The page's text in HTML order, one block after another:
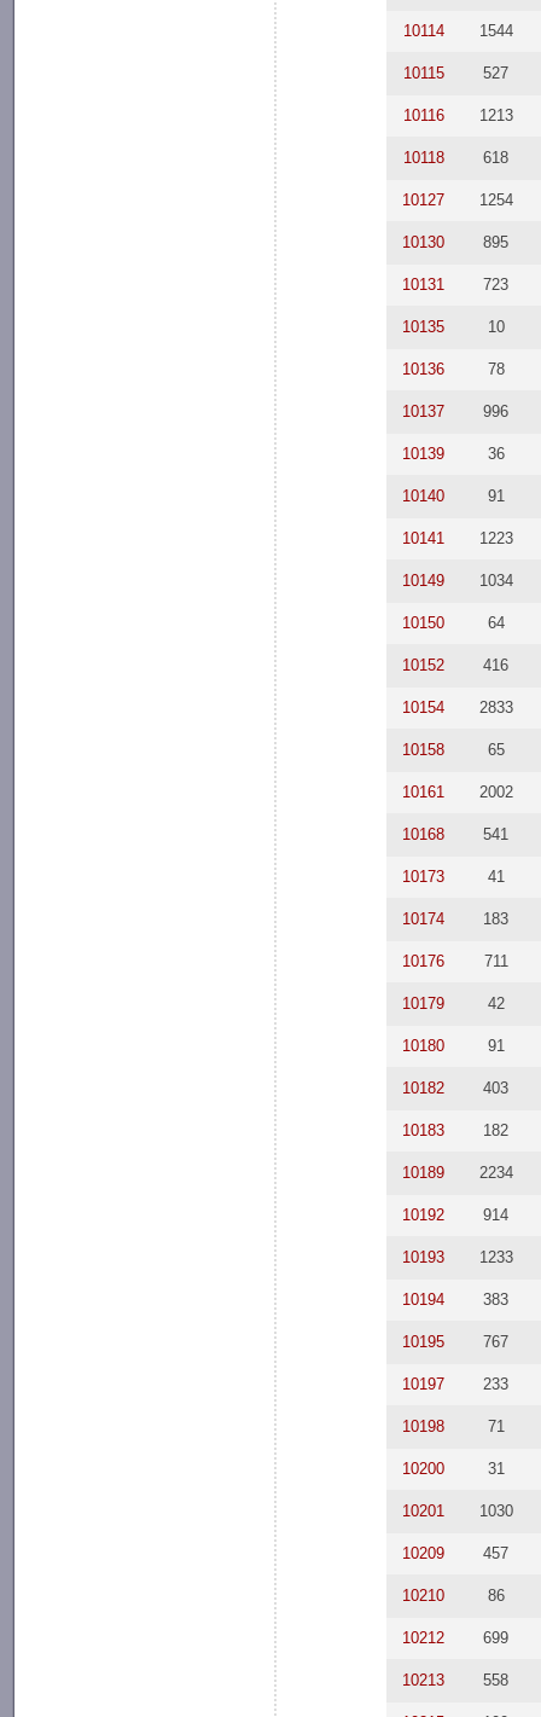
10114 1544
10115 527
10116 1213
10118 618
10127 1254
10130 895
10131 723
10135 10
10136 78
10137 996
10139 36
10140 91
10141 1223
10149 1034
10150 64
10152 416
10154 2833
10158 65
10161 2002
10168 541
10173 41
10174 183
10176 711
10179 42
10180 91
10182 403
10183 182
10189 2234
10192 914
10193 1233
10194 383
10195 767
10197 233
10198 71
10200 31
10201 1030
10209 457
10210 86
10212 699
10213 558